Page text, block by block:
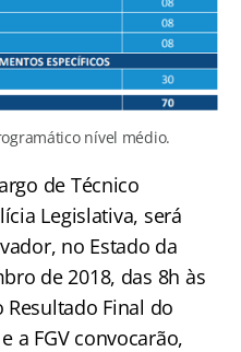
nível médio.
de Técnico
Legislativa, será
no Estado da
de 2018, das 8h às
Resultado Final do
a FGV convocarão,